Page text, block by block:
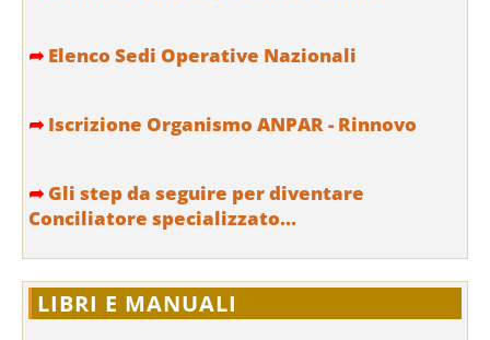
➦ Elenco Sedi Operative Nazionali
➦ Iscrizione Organismo ANPAR - Rinnovo
➦ Gli step da seguire per diventare
Conciliatore specializzato...
LIBRI E MANUALI